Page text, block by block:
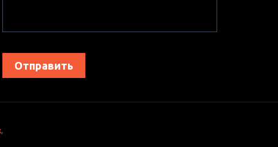
Отправить